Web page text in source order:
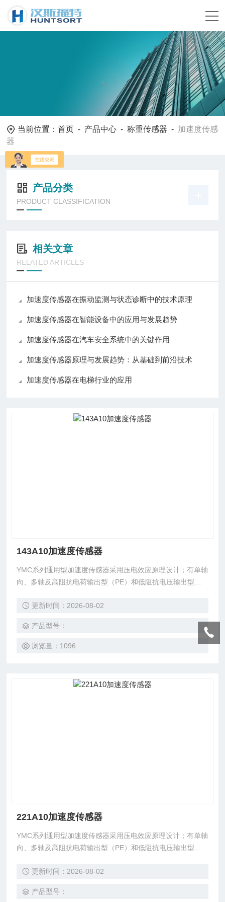
当前位置：首页 - 产品中心 -称重传感器 - 加速度传感
器
产品分类
PRODUCT CLASSIFICATION
相关文章
RELATED ARTICLES
加速度传感器在振动监测与状态诊断中的技术原理
加速度传感器在智能设备中的应用与发展趋势
加速度传感器在汽车安全系统中的关键作用
加速度传感器原理与发展趋势：从基础到前沿技术
加速度传感器在电梯行业的应用
143A10加速度传感器
YMC系列通用型加速度传感器采用压电效应原理设计；有单轴
向、多轴及高阻抗电荷输出型（PE）和低阻抗电压输出型（IE
试需要；特殊要求的可与公司联系。专业化设计和制造的YMC
验、振动控制、跌落试验、产品质量试验、机械设备研究、模
态测试等振动冲击测试领域。
更新时间：2026-08-02
产品型号：
浏览量：1096
221A10加速度传感器
YMC系列通用型加速度传感器采用压电效应原理设计；有单轴
向、多轴及高阻抗电荷输出型（PE）和低阻抗电压输出型（IE
试需要；特殊要求的可与公司联系。专业化设计和制造的YMC
验、振动控制、跌落试验、产品质量试验、机械设备研究、模
更新时间：2026-08-02
产品型号：